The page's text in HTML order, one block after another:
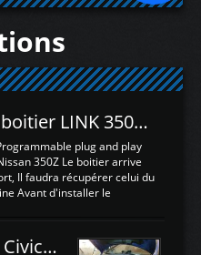
Test du boitier LINK 350Z Plugin ECU
plug and play
350Z Le boitier arrive
Il faudra récupérer celui du
Avant d'installer le
de la large bande
Préparation Honda Civic Type R FK2